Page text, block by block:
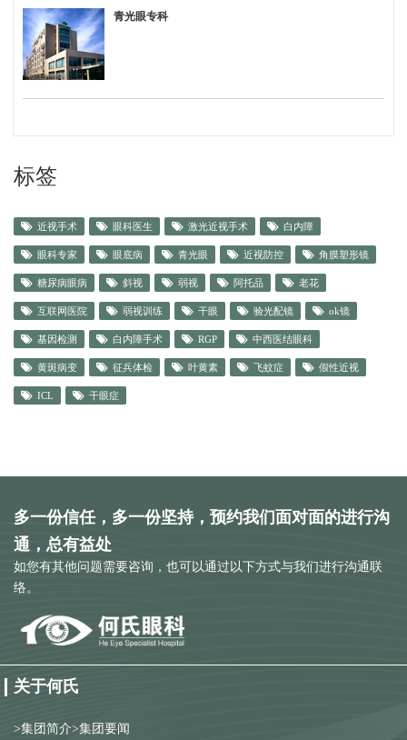
青光眼专科
标签
近视手术 眼科医生 激光近视手术 白内障
眼科专家 眼底病 青光眼 近视防控 角膜塑形镜
糖尿病眼病 斜视 弱视 阿托品 老花
互联网医院 弱视训练 干眼 验光配镜 ok镜
基因检测 白内障手术 RGP 中西医结眼科
黄斑病变 征兵体检 叶黄素 飞蚊症 假性近视
ICL 干眼症
多一份信任，多一份坚持，预约我们面对面的进行沟
通，总有益处
如您有其他问题需要咨询，也可以通过以下方式与我们进行沟通联
络。
关于何氏
>集团简介>集团要闻